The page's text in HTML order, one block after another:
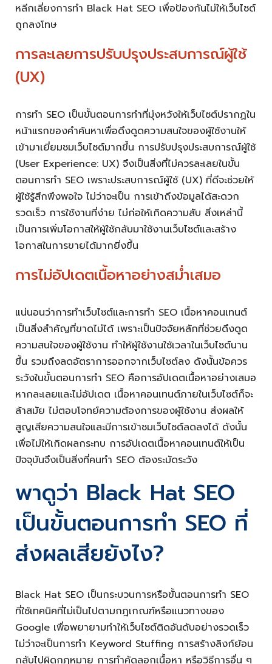
หลีกเลี่ยงการทำ Black Hat SEO เพื่อป้องกันไม่ให้เว็บไซต์
ถูกลงโทษ
การละเลยการปรับปรุงประสบการณ์ผู้ใช้
(UX)
การทำ SEO เป็นขั้นตอนการทำที่มุ่งหวังให้เว็บไซต์ปรากฏใน
หน้าแรกของคำค้นหาเพื่อดึงดูดความสนใจของผู้ใช้งานให้
เข้ามาเยี่ยมชมเว็บไซต์มากขึ้น การปรับปรุงประสบการณ์ผู้ใช้
(User Experience: UX) จึงเป็นสิ่งที่ไม่ควรละเลยในขั้น
ตอนการทำ SEO เพราะประสบการณ์ผู้ใช้ (UX) ที่ดีจะช่วยให้
ผู้ใช้รู้สึกพึงพอใจ ไม่ว่าจะเป็น การเข้าถึงข้อมูลได้สะดวก
รวดเร็ว การใช้งานที่ง่าย ไม่ก่อให้เกิดความสับ สิ่งเหล่านี้
เป็นการเพิ่มโอกาสให้ผู้ใช้กลับมาใช้งานเว็บไซต์และสร้าง
โอกาสในการขายได้มากยิ่งขึ้น
การไม่อัปเดตเนื้อหาอย่างสม่ำเสมอ
แน่นอนว่าการทำเว็บไซต์และการทำ SEO เนื้อหาคอนเทนต์
เป็นสิ่งสำคัญที่ขาดไม่ได้ เพราะเป็นปัจจัยหลักที่ช่วยดึงดูด
ความสนใจของผู้ใช้งาน ทำให้ผู้ใช้งานใช้เวลาในเว็บไซต์นาน
ขึ้น รวมถึงลดอัตราการออกจากเว็บไซต์ลง ดังนั้นข้อควร
ระวังในขั้นตอนการทำ SEO คือการอัปเดตเนื้อหาอย่างเสมอ
หากละเลยและไม่อัปเดต เนื้อหาคอนเทนต์ภายในเว็บไซต์ก็จะ
ล้าสมัย ไม่ตอบโจทย์ความต้องการของผู้ใช้งาน ส่งผลให้
สูญเสียความสนใจและมีการเข้าชมเว็บไซต์ลดลงได้ ดังนั้น
เพื่อไม่ให้เกิดผลกระทบ การอัปเดตเนื้อหาคอนเทนต์ให้เป็น
ปัจจุบันจึงเป็นสิ่งที่คนทำ SEO ต้องระมัดระวัง
พาดูว่า Black Hat SEO
เป็นขั้นตอนการทำ SEO ที่
ส่งผลเสียยังไง?
Black Hat SEO เป็นกระบวนการหรือขั้นตอนการทำ SEO
ที่ใช้เทคนิคที่ไม่เป็นไปตามกฎเกณฑ์หรือแนวทางของ
Google เพื่อพยายามทำให้เว็บไซต์ติดอันดับอย่างรวดเร็ว
ไม่ว่าจะเป็นการทำ Keyword Stuffing การสร้างลิงก์ย้อน
กลับไปผิดกฎหมาย การทำคัดลอกเนื้อหา หรือวิธีการอื่น ๆ